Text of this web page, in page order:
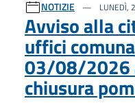
NOTIZIE LUNEDÌ,
Avviso alla
uffici
03/08/
chiusura